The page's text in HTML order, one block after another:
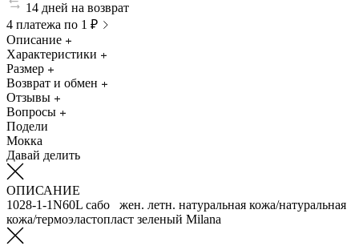
14 дней на возврат
4 платежа по 1 ₽
Описание
Характеристики
Размер
Возврат и обмен
Отзывы
Вопросы
Подели
Мокка
Давай делить
ОПИСАНИЕ
1028-1-1N60L сабо жен. летн. натуральная кожа/натуральная
кожа/термоэластопласт зеленый Milana